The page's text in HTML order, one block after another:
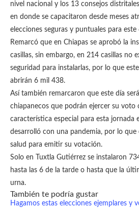
nivel nacional y los 13 consejos
en donde se capacitaron desde meses
elecciones seguras y puntuales para
Remarcó que en Chiapas se aprobó la
casillas, sin embargo, en 214 casillas no
seguridad para instalarlas, por lo que
abrirán 6 mil 438.
Así también remarcaron que este día
chiapanecos que podrán ejercer su voto
característica especial para esta jornada
desarrolló con una pandemia, por lo
salud para emitir su votación.
Solo en Tuxtla Gutiérrez se instalaron
hasta las 6 de la tarde o hasta que la
urna.
También te podría gustar
Hagamos estas elecciones ejemplares y